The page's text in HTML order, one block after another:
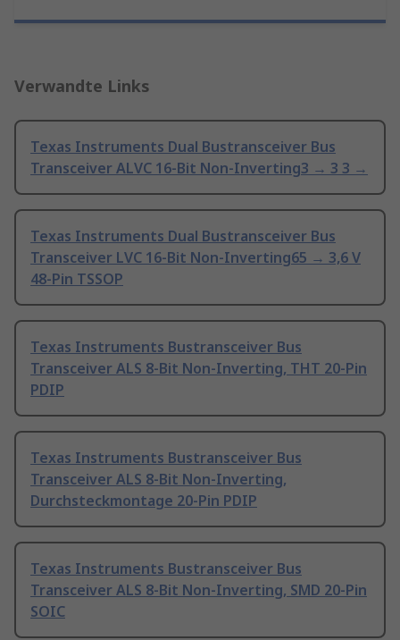
Verwandte Links
Texas Instruments Dual Bustransceiver Bus
Transceiver ALVC 16-Bit Non-Inverting3 → 3 3 →
Texas Instruments Dual Bustransceiver Bus
Transceiver LVC 16-Bit Non-Inverting65 → 3,6 V
48-Pin TSSOP
Texas Instruments Bustransceiver Bus
Transceiver ALS 8-Bit Non-Inverting, THT 20-Pin
PDIP
Texas Instruments Bustransceiver Bus
Transceiver ALS 8-Bit Non-Inverting,
Durchsteckmontage 20-Pin PDIP
Texas Instruments Bustransceiver Bus
Transceiver ALS 8-Bit Non-Inverting, SMD 20-Pin
SOIC